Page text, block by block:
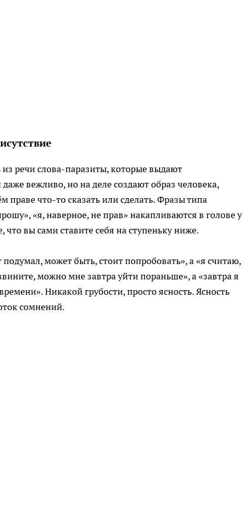
речи слова-паразиты, которые выдают
вежливо, но на деле создают образ человека,
праве что-то сказать или сделать. Фразы типа
«я, наверное, не прав» накапливаются в голове у
вы сами ставите себя на ступеньку ниже.
может быть, стоит попробовать», а «я считаю,
можно мне завтра уйти пораньше», а «завтра я
Никакой грубости, просто ясность. Ясность
сомнений.